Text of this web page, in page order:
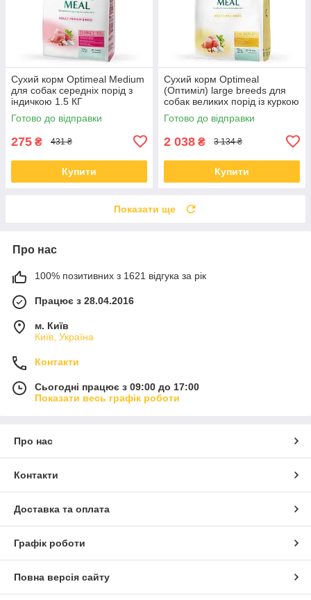
Сухий корм Optimeal Medium
для собак середніх порід з
індичкою 1.5 КГ
Готово до відправки
275 ₴ 431 ₴
Купити
Сухий корм Optimeal
(Оптиміл) large breeds для
собак великих порід із куркою
12 КГ
Готово до відправки
2 038 ₴ 3 134 ₴
Купити
Показати ще
Про нас
100% позитивних з 1621 відгука за рік
Працює з 28.04.2016
м. Київ
Київ, Україна
Контакти
Сьогодні працює з 09:00 до 17:00
Показати весь графік роботи
Про нас
Контакти
Доставка та оплата
Графік роботи
Повна версія сайту